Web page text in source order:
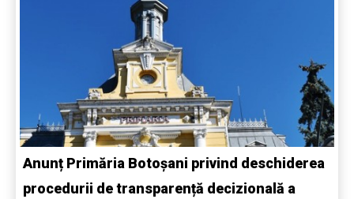
Anunț Primăria Botoșani privind deschiderea
procedurii de transparență decizională a